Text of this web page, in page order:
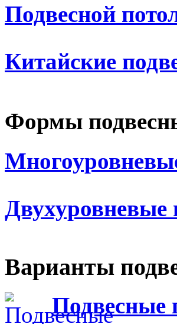
Подвесной
Китайские
Формы
Двухуровневые
Варианты
Подвесные